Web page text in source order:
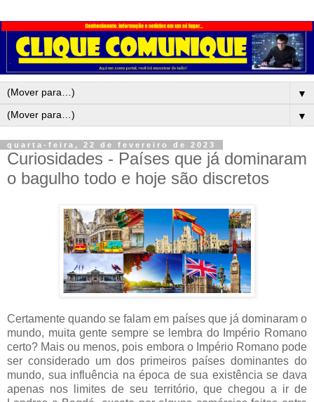
▼
▼
quarta-feira, 22 de fevereiro de 2023
Curiosidades - Países que já dominaram
o bagulho todo e hoje são discretos
Certamente quando se falam em países que já dominaram o
mundo, muita gente sempre se lembra do Império Romano
certo? Mais ou menos, pois embora o Império Romano pode
ser considerado um dos primeiros países dominantes do
mundo, sua influência na época de sua existência se dava
apenas nos limites de seu território, que chegou a ir de